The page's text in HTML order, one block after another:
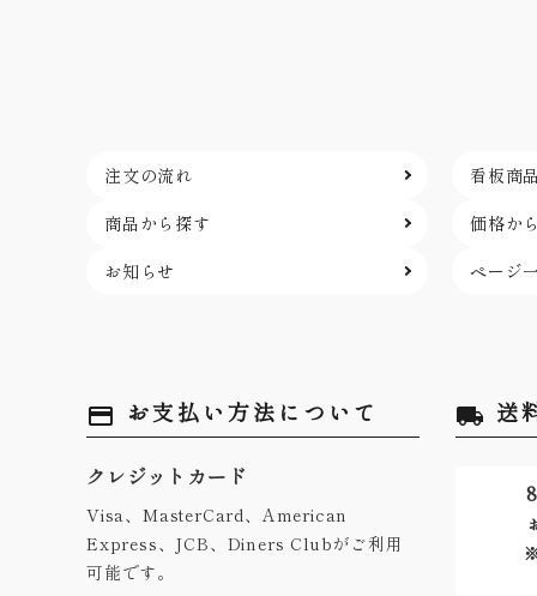
注文の流れ 看板商品
商品から探す
価格か
お知らせ
ページ
payment お支払い方法について
クレジットカード
Visa、MasterCard、American
Express、JCB、Diners Clubがご利用
可能です。
local_shipping 送